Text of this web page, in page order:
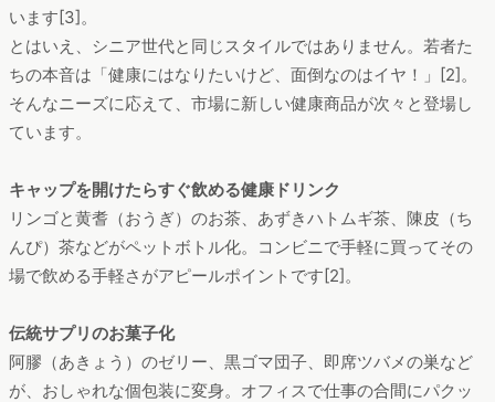
います[3]。
とはいえ、シニア世代と同じスタイルではありません。若者た
ちの本音は「健康にはなりたいけど、面倒なのはイヤ！」[2]。
そんなニーズに応えて、市場に新しい健康商品が次々と登場し
ています。
キャップを開けたらすぐ飲める健康ドリンク
リンゴと黄耆（おうぎ）のお茶、あずきハトムギ茶、陳皮（ち
んぴ）茶などがペットボトル化。コンビニで手軽に買ってその
場で飲める手軽さがアピールポイントです[2]。
伝統サプリのお菓子化
阿膠（あきょう）のゼリー、黒ゴマ団子、即席ツバメの巣など
が、おしゃれな個包装に変身。オフィスで仕事の合間にパクッ